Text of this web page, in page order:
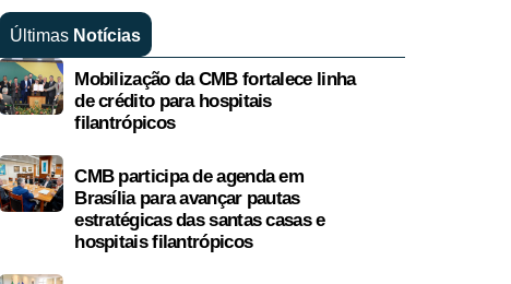
Últimas Notícias
Mobilização da CMB fortalece linha
de crédito para hospitais
filantrópicos
CMB participa de agenda em
Brasília para avançar pautas
estratégicas das santas casas e
hospitais filantrópicos